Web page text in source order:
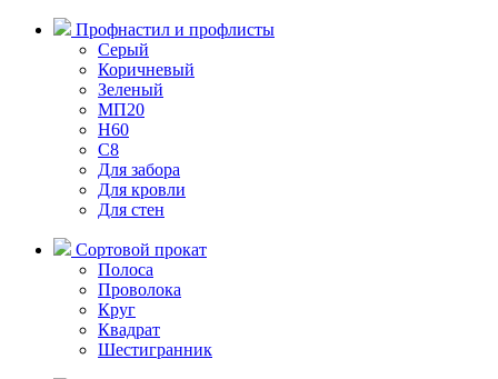
Профнастил и профлисты
Серый
Коричневый
Зеленый
МП20
H60
С8
Для забора
Для кровли
Для стен
Сортовой прокат
Полоса
Проволока
Круг
Квадрат
Шестигранник